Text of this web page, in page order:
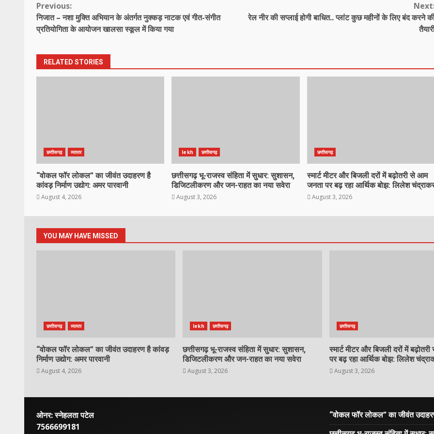
Continue
Reading
Previous:
निजात – नशा मुक्ति अभियान के अंतर्गत नुक्कड़ नाटक एवं गीत-संगीत
प्रतियोगिता के आयोजन खालसा स्कूल में किया गया
रेल नीर की सप्लाई होगी बाधित.. प्लांट कुछ महीनों के लिए बंद करने
RELATED STORIES
छत्तीसगढ़ व्यापार
“वोकल फॉर लोकल” का जीवंत उदाहरण है
कांवड़ निर्माण उद्योग: अमर पारवानी
August 4, 2026
lekh छत्तीसगढ़
छत्तीसगढ़ भू-राजस्व संहिता में सुधार: सुशासन,
डिजिटलीकरण और जन-राहत का नया सवेरा
August 3, 2026
छत्तीसगढ़
स्मार्ट मीटर और बिजली दरों में बढ़ोतरी से आम
जनता पर बढ़ रहा आर्थिक बोझ: लिलेश
August 3, 2026
YOU MAY HAVE MISSED
छत्तीसगढ़ व्यापार
“वोकल फॉर लोकल” का जीवंत उदाहरण है कांवड़
निर्माण उद्योग: अमर पारवानी
August 4, 2026
lekh छत्तीसगढ़
छत्तीसगढ़ भू-राजस्व संहिता में सुधार: सुशासन,
डिजिटलीकरण और जन-राहत का नया सवेरा
August 3, 2026
छत्तीसगढ़
स्मार्ट मीटर और बिजली दरों में
पर बढ़ रहा आर्थिक बोझ: लिलेश
August 3, 2026
ओनर: स्नेहलता पटेल
7566699181
“वोकल फॉर लोकल” का जीवंत उदाहरण